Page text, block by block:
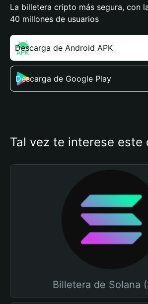
La billetera cripto más segura, con
40 millones de usuarios
Descarga de Android APK
Descarga de Google Play
Tal vez te interese este
Billetera de Solana